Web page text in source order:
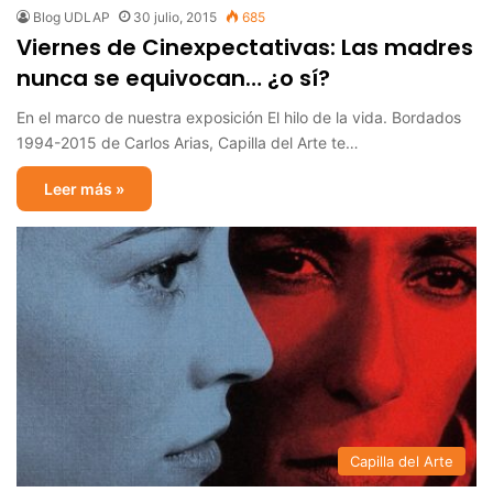
Blog UDLAP 30 julio, 2015 685
Viernes de Cinexpectativas: Las madres
nunca se equivocan… ¿o sí?
En el marco de nuestra exposición El hilo de la vida. Bordados
1994-2015 de Carlos Arias, Capilla del Arte te…
Leer más »
Capilla del Arte